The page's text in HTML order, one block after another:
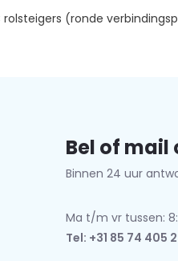
rolsteigers (ronde
Bel of mail
Binnen 24 uur
Ma t/m vr tussen:
Tel: +31 85 74 405